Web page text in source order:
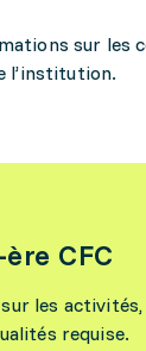
sur les
l’institution.
CFC
les
requise.